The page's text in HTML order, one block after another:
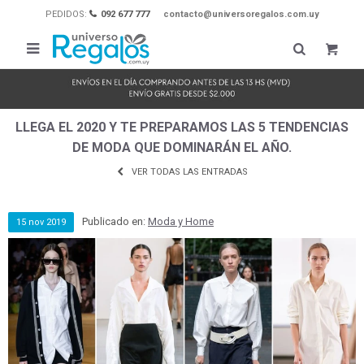
PEDIDOS: 092 677 777 contacto@universoregalos.com.uy

LLEGA EL 2020 Y TE PREPARAMOS LAS 5 TENDENCIAS
DE MODA QUE DOMINARÁN EL AÑO.
VER TODAS LAS ENTRADAS
15 nov 2019 Publicado en: Moda y Home